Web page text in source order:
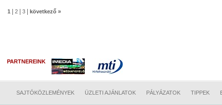
1 2 3 következő »
PARTNEREINK
SAJTÓKÖZLEMÉNYEK ÜZLETI AJÁNLATOK PÁLYÁZATOK TIPPEK